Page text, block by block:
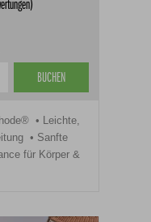
BUCHEN
Leichte,
Sanfte
für Körper &